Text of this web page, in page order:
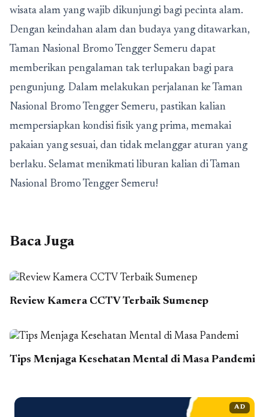
wisata alam yang wajib dikunjungi bagi pecinta alam.
Dengan keindahan alam dan budaya yang ditawarkan,
Taman Nasional Bromo Tengger Semeru dapat
memberikan pengalaman tak terlupakan bagi para
pengunjung. Dalam melakukan perjalanan ke Taman
Nasional Bromo Tengger Semeru, pastikan kalian
mempersiapkan kondisi fisik yang prima, memakai
pakaian yang sesuai, dan tidak melanggar aturan yang
berlaku. Selamat menikmati liburan kalian di Taman
Nasional Bromo Tengger Semeru!
Baca Juga
Review Kamera CCTV Terbaik Sumenep
Tips Menjaga Kesehatan Mental di Masa Pandemi
AD